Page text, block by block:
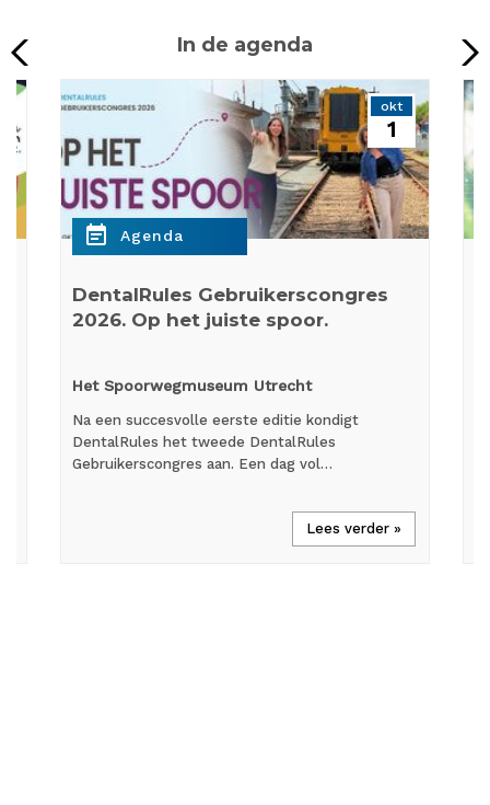
In de agenda
okt
1
event_note Agenda
DentalRules Gebruikerscongres
2026. Op het juiste spoor.
Het Spoorwegmuseum Utrecht
Na een succesvolle eerste editie kondigt
DentalRules het tweede DentalRules
Gebruikerscongres aan. Een dag vol…
Lees verder »